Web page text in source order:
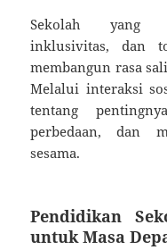
Sekolah yang
inklusivitas, dan
membangun rasa
Melalui interaksi
tentang
perbedaan, dan
sesama.
Pendidikan
untuk Masa